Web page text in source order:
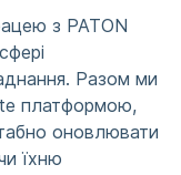
з PATON
Разом ми
платформою,
оновлювати
їхню